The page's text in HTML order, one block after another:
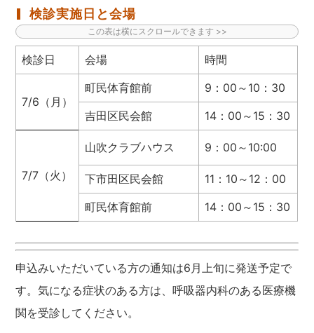
検診実施日と会場
検診日 会場 時間
7/6（月）
町民体育館前
9：00～10：30
吉田区民会館
14：00～15：30
7/7（火）
山吹クラブハウス 9：00～10:00
下市田区民会館
11：10～12：00
町民体育館前
14：00～15：30
申込みいただいている方の通知は6月上旬に発送予定で
す。気になる症状のある方は、呼吸器内科のある医療機
関を受診してください。